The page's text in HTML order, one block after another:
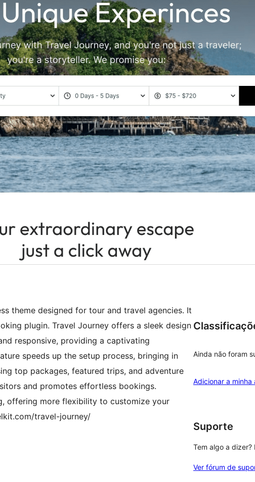
theme designed for tour and travel agencies. It
plugin. Travel Journey offers a sleek design
responsive, providing a captivating
speeds up the setup process, bringing in
top packages, featured trips, and adventure
and promotes effortless bookings.
offering more flexibility to customize your
travel-journey/
Ainda não foram
Adicionar a minha
Suporte
Tem algo a dizer?
Ver fórum de